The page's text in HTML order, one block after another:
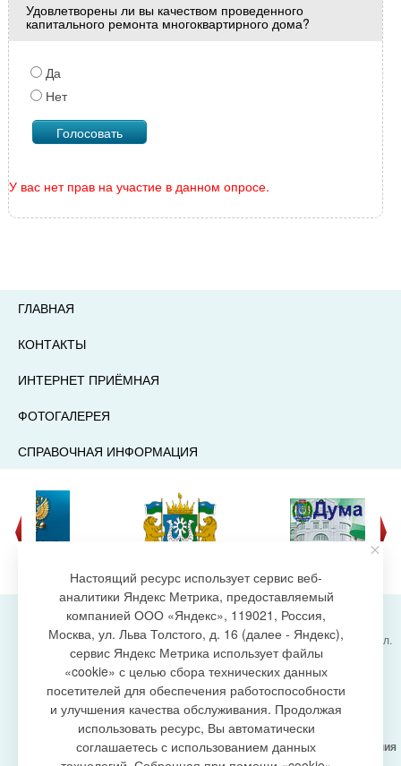
Удовлетворены ли вы качеством проведенного
капитального ремонта многоквартирного дома?
Да
Нет
У вас нет прав на участие в данном опросе.
ГЛАВНАЯ
КОНТАКТЫ
ИНТЕРНЕТ ПРИЁМНАЯ
ФОТОГАЛЕРЕЯ
СПРАВОЧНАЯ ИНФОРМАЦИЯ
создание сайта
Администрация городского поселения Излучинск, ул.
Энергетиков, 6, пгт. Излучинск, Нижневартовский
район,
Ханты-Мансийский автономный округ-Югра
(Тюменская область), 628634
Сетевое изданиеhttps://www.gp-izluchinsk.ru
16+
Учредитель -Администрация городского поселения
Излучинск
Настоящий ресурс использует сервис веб-
аналитики Яндекс Метрика, предоставляемый
компанией ООО «Яндекс», 119021, Россия,
Москва, ул. Льва Толстого, д. 16 (далее - Яндекс),
сервис Яндекс Метрика использует файлы
«cookie» с целью сбора технических данных
посетителей для обеспечения работоспособности
и улучшения качества обслуживания. Продолжая
использовать ресурс, Вы автоматически
соглашаетесь с использованием данных